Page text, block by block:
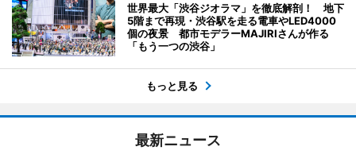
世界最大「渋谷ジオラマ」を徹底解剖！ 地下
5階まで再現・渋谷駅を走る電車やLED4000
個の夜景 都市モデラーMAJIRIさんが作る
「もう一つの渋谷」
もっと見る
最新ニュース